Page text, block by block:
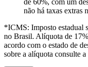
não há taxas extras
*ICMS: Imposto estadual
no Brasil. Alíquota de
acordo com o estado de
sobre a alíquota consulte